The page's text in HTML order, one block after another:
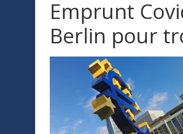
Emprunt
Berlin pour